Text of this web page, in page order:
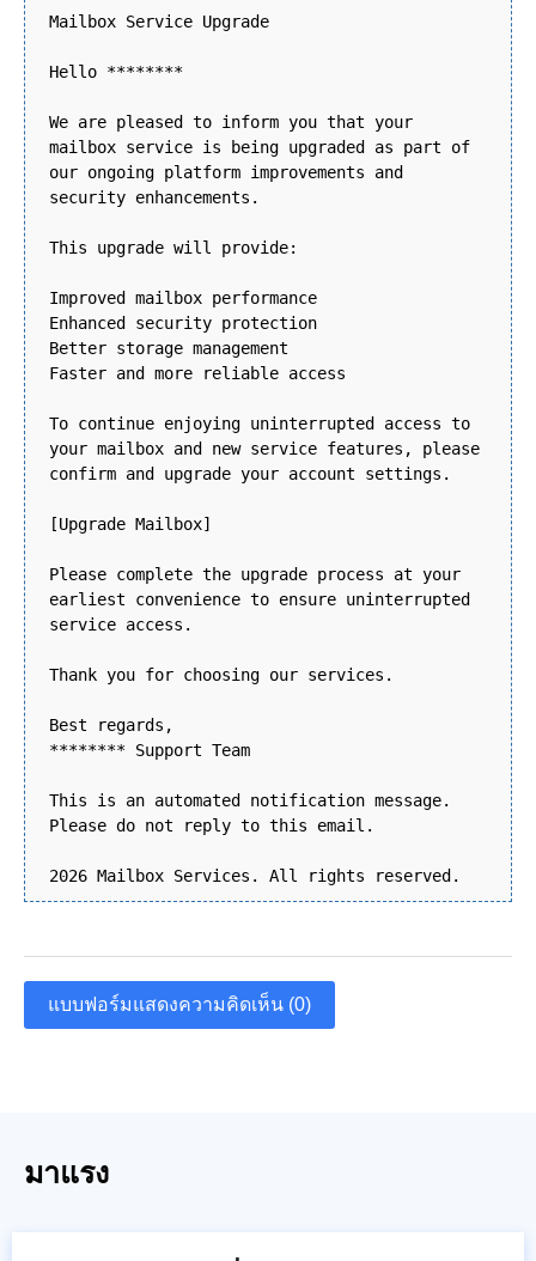
Mailbox Service Upgrade
Hello ********
We are pleased to inform you that your
mailbox service is being upgraded as part of
our ongoing platform improvements and
security enhancements.
This upgrade will provide:
Improved mailbox performance
Enhanced security protection
Better storage management
Faster and more reliable access
To continue enjoying uninterrupted access to
your mailbox and new service features, please
confirm and upgrade your account settings.
[Upgrade Mailbox]
Please complete the upgrade process at your
earliest convenience to ensure uninterrupted
service access.
Thank you for choosing our services.
Best regards,
******** Support Team
This is an automated notification message.
Please do not reply to this email.
2026 Mailbox Services. All rights reserved.
แบบฟอร์มแสดงความคิดเห็น (0)
มาแรง